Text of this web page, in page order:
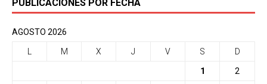
PUBLICACIONES POR FECHA
AGOSTO 2026
M X J V S D
1 2